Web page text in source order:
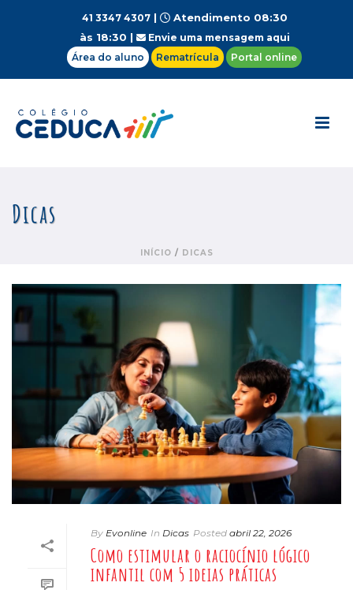
41 3347 4307|
Atendimento 08:30
às 18:30 |
Envie uma mensagem aqui
Área do aluno
Rematrícula Portal online
Dicas
INÍCIO / DICAS
By Evonline In Dicas Posted abril 22, 2026
Como estimular o raciocínio lógico
infantil com 5 ideias práticas